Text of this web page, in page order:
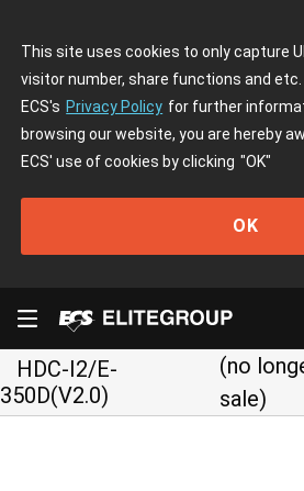
This site uses cookies to only capture
visitor number, share functions and
ECS's Privacy Policy for further
browsing our website, you are hereby
ECS' use of cookies by clicking "OK"
OK
HDC-I2/E-
350D(V2.0)
(no
sale)